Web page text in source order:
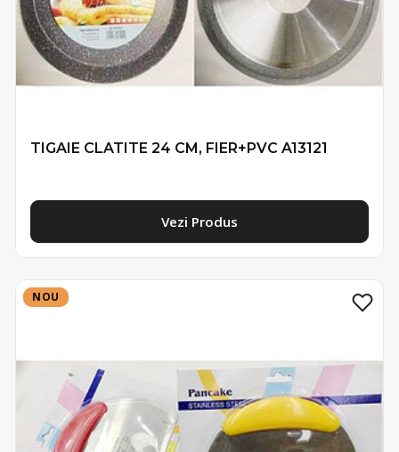
TIGAIE CLATITE 24 CM, FIER+PVC A13121
Vezi Produs
NOU
NOU